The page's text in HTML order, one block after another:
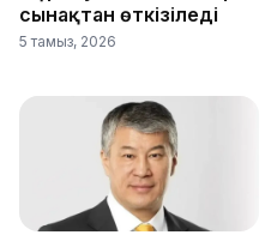
сынақтан өткізіледі
5 тамыз, 2026